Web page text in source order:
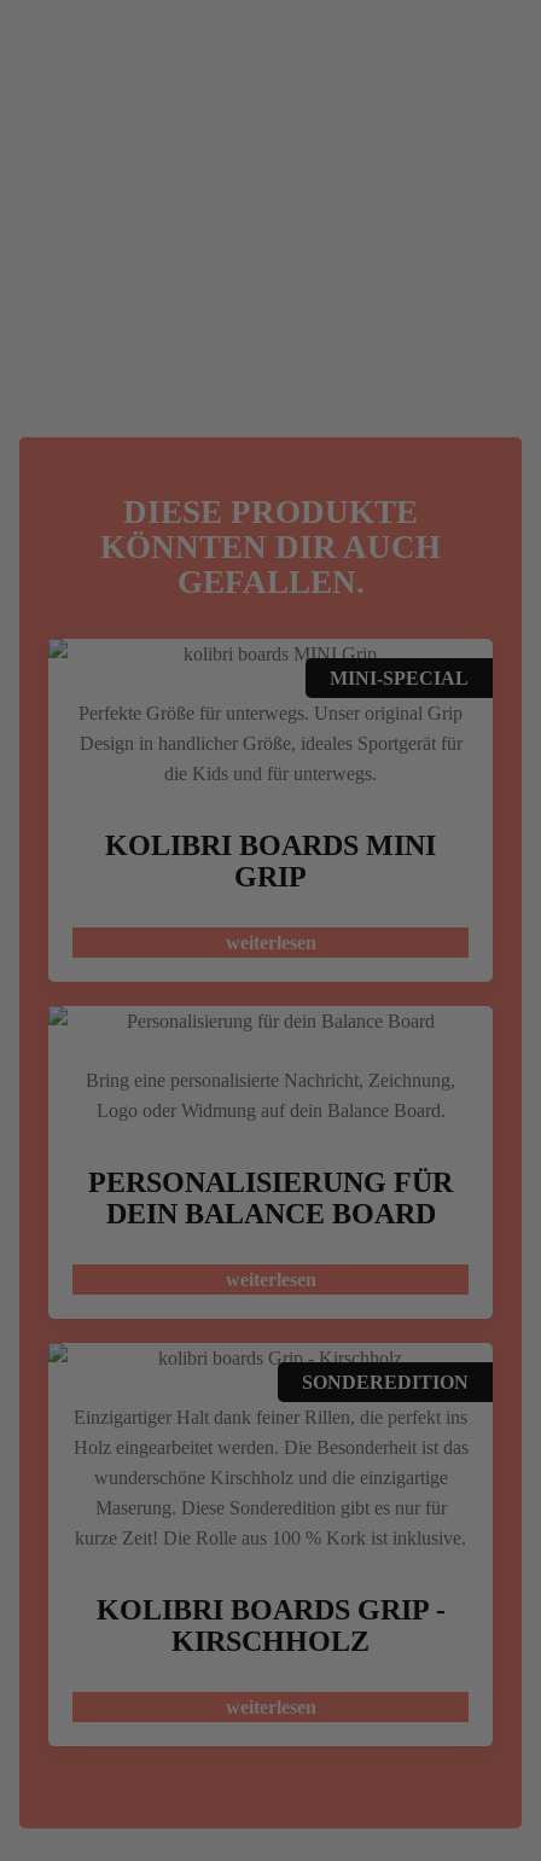
DIESE PRODUKTE
KÖNNTEN DIR AUCH
GEFALLEN.
MINI-SPECIAL
Perfekte Größe für unterwegs. Unser original Grip
Design in handlicher Größe, ideales Sportgerät für
die Kids und für unterwegs.
KOLIBRI BOARDS MINI
GRIP
weiterlesen
Bring eine personalisierte Nachricht, Zeichnung,
Logo oder Widmung auf dein Balance Board.
PERSONALISIERUNG FÜR
DEIN BALANCE BOARD
weiterlesen
SONDEREDITION
Einzigartiger Halt dank feiner Rillen, die perfekt ins
Holz eingearbeitet werden. Die Besonderheit ist das
wunderschöne Kirschholz und die einzigartige
Maserung. Diese Sonderedition gibt es nur für
kurze Zeit! Die Rolle aus 100 % Kork ist inklusive.
KOLIBRI BOARDS GRIP -
KIRSCHHOLZ
weiterlesen